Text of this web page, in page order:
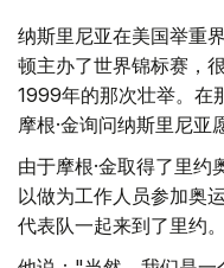
纳斯里尼亚在美国举重
顿主办了世界锦标赛，
1999年的那次壮举。在
摩根·金询问纳斯里尼亚
由于摩根·金取得了里
以做为工作人员参加奥
代表队一起来到了里约。